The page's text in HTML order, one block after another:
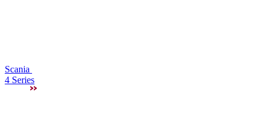
Scania
4 Series